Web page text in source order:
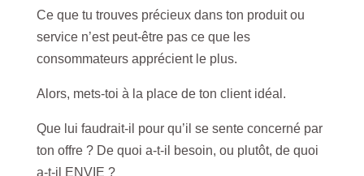
Ce que tu trouves précieux dans ton produit ou
service n’est peut-être pas ce que les
consommateurs apprécient le plus.
Alors, mets-toi à la place de ton client idéal.
Que lui faudrait-il pour qu’il se sente concerné par
ton offre ? De quoi a-t-il besoin, ou plutôt, de quoi
a-t-il ENVIE ?